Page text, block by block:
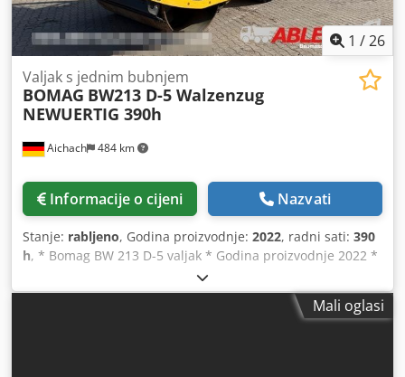
1 /26
Aichach 484 km
Valjak s jednim bubnjem
BOMAG BW213 D-5 Walzenzug
NEWUERTIG 390h
Informacije o cijeni Nazvati
Stanje: rabljeno, Godina proizvodnje: 2022, radni sati: 390
h, * Bomag BW 213 D-5 valjak * Godina proizvodnje 2022 *
390 radnih sati * Euro 5 * 12.500–14.800 kg * Deutz motor
95 kW * Klima-uređaj * Gume: 23,1-26IND Codpjyr U Tnsfx
Mali oglasi